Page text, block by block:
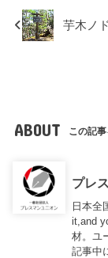
芋木ノ
ABOUT この記
プレ
日本全
it,and
材。ユ
記事中